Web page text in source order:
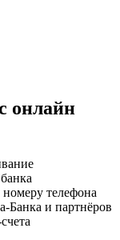
онлайн
телефона
Банка и партнёров